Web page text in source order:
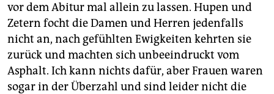
vor dem Abitur mal allein zu lassen. Hupen und
Zetern focht die Damen und Herren jedenfalls
nicht an, nach gefühlten Ewigkeiten kehrten sie
zurück und machten sich unbeeindruckt vom
Asphalt. Ich kann nichts dafür, aber Frauen waren
sogar in der Überzahl und sind leider nicht die